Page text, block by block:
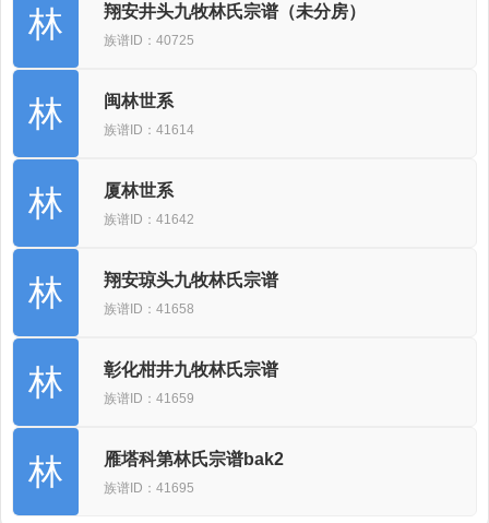
林 翔安井头九牧林氏宗谱（未分房）
族谱ID：40725
林 闽林世系
族谱ID：41614
林 厦林世系
族谱ID：41642
林 翔安琼头九牧林氏宗谱
族谱ID：41658
林 彰化柑井九牧林氏宗谱
族谱ID：41659
林 雁塔科第林氏宗谱bak2
族谱ID：41695